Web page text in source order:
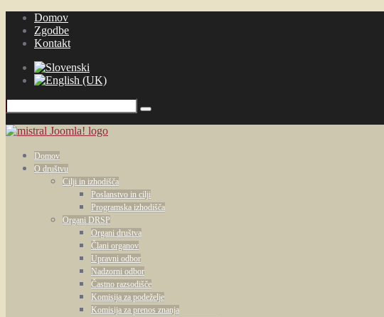
Domov
Zgodbe
Kontakt
Domov
O društvu
Cilji in izhodišča
Poslanstvo in cilji
Programska izhodišča
Organi DRSP
Organi društva
Člani organov
Upravni odbor
Nadzorni odbor
Častno razsodišče
Komisija za podeželje
Komisija za prenos znanja